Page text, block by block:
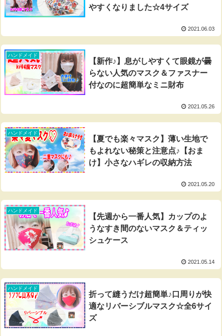
やすくなりました☆4サイズ
2021.06.03
ハンドメイド
【新作♪】息がしやすくて眼鏡が曇
らない人気のマスク＆ファスナー
付なのに超簡単なミニ財布
2021.05.26
ハンドメイド
【夏でも楽々マスク】薄い生地で
もよれない秘策と注意点♪【おま
け】小さなハギレの収納方法
2021.05.20
ハンドメイド
【先週から一番人気】カップのよ
うなすき間のないマスク＆ティッ
シュケース
2021.05.14
ハンドメイド
折って縫うだけ超簡単♪口周りが快
適なリバーシブルマスク☆全6サイ
ズ